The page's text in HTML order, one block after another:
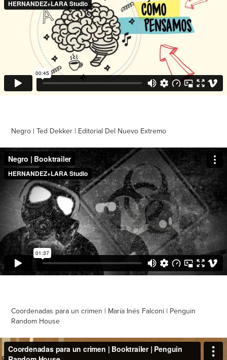
Negro | Ted Dekker | Editorial Del Nuevo Extremo
Coordenadas para un crimen | María Inés Falconi | Penguin
Random House